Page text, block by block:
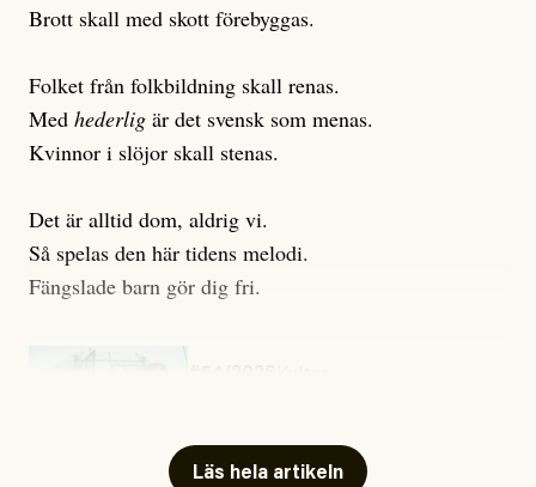
Brott skall med skott förebyggas.
Folket från folkbildning skall renas.
Med hederlig är det svensk som menas.
Kvinnor i slöjor skall stenas.
Det är alltid dom, aldrig vi.
Så spelas den här tidens melodi.
Fängslade barn gör dig fri.
Läs hela artikeln